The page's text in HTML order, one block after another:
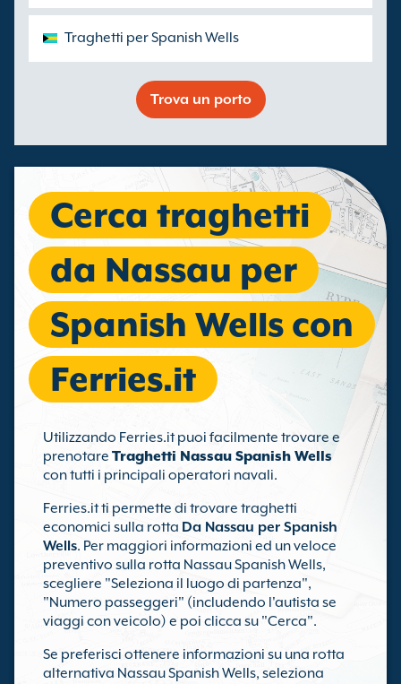
Traghetti per Spanish Wells
Trova un porto
Cerca traghetti
da Nassau per
Spanish Wells con
Ferries.it
Utilizzando Ferries.it puoi facilmente trovare e
prenotare Traghetti Nassau Spanish Wells
con tutti i principali operatori navali.
Ferries.it ti permette di trovare traghetti
economici sulla rotta Da Nassau per Spanish
Wells. Per maggiori informazioni ed un veloce
preventivo sulla rotta Nassau Spanish Wells,
scegliere "Seleziona il luogo di partenza",
"Numero passeggeri" (includendo l'autista se
viaggi con veicolo) e poi clicca su "Cerca".
Se preferisci ottenere informazioni su una rotta
alternativa Nassau Spanish Wells, seleziona